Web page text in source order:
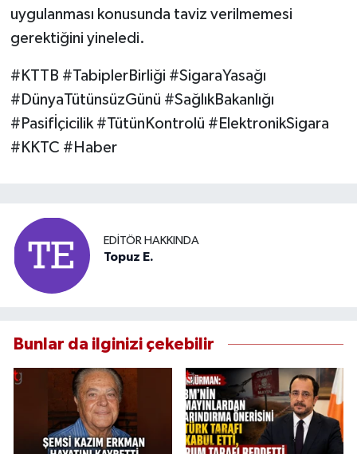
uygulanması konusunda taviz verilmemesi
gerektiğini yineledi.
#KTTB #TabiplerBirliği #SigaraYasağı
#DünyaTütünsüzGünü #SağlıkBakanlığı
#Pasifİçicilik #TütünKontrolü #ElektronikSigara
#KKTC #Haber
EDITÖR HAKKINDA
Topuz E.
Bunlar da ilginizi çekebilir